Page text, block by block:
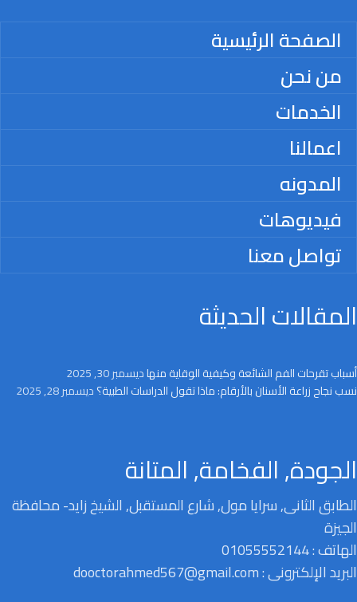
الصفحة الرئيسية
من نحن
الخدمات
اعمالنا
المدونه
فيديوهات
تواصل معنا
المقالات الحديثة
أسباب تقرحات الفم الشائعة وكيفية الوقاية منهاديسمبر 30, 2025
نسب نجاح زراعة الأسنان بالأرقام: ماذا تقول الدراسات الطبية؟ديسمبر 28, 2025
الجودة, الفخامة, المتانة
الطابق الثانى, سرايا مول, شارع المستقبل, الشيخ زايد- محافظة
الجيزة
الهاتف : 01055552144
البريد الإلكترونى : dooctorahmed567@gmail.com